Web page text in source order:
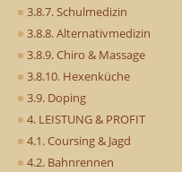
3.8.7. Schulmedizin
3.8.8. Alternativmedizin
3.8.9. Chiro & Massage
3.8.10. Hexenküche
3.9. Doping
4. LEISTUNG & PROFIT
4.1. Coursing & Jagd
4.2. Bahnrennen